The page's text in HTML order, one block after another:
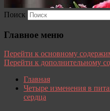
Поиск
Главное меню
Перейти к основному
Перейти к дополнительному
Главная
Четыре изменения в
сердца